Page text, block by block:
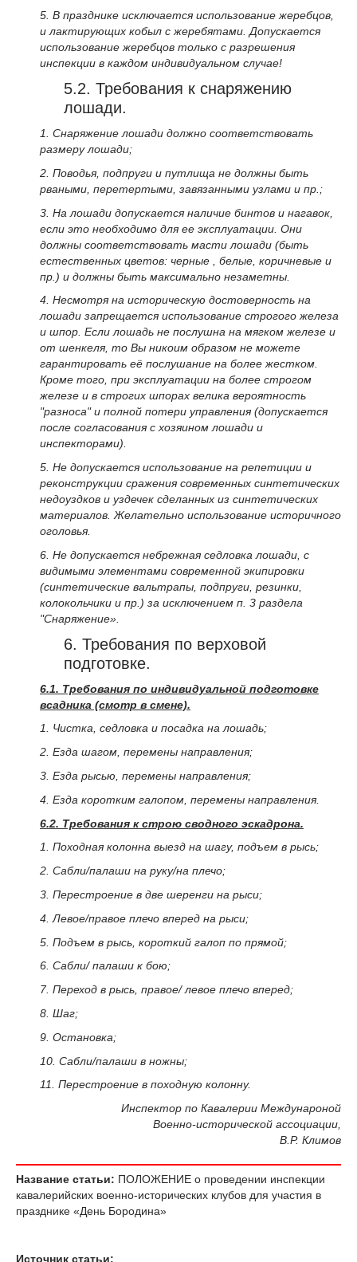
5. В празднике исключается использование жеребцов,
и лактирующих кобыл с жеребятами. Допускается
использование жеребцов только с разрешения
инспекции в каждом индивидуальном случае!
5.2. Требования к снаряжению
лошади.
1. Снаряжение лошади должно соответствовать
размеру лошади;
2. Поводья, подпруги и путлища не должны быть
рваными, перетертыми, завязанными узлами и пр.;
3. На лошади допускается наличие бинтов и нагавок,
если это необходимо для ее эксплуатации. Они
должны соответствовать масти лошади (быть
естественных цветов: черные , белые, коричневые и
пр.) и должны быть максимально незаметны.
4. Несмотря на историческую достоверность на
лошади запрещается использование строгого железа
и шпор. Если лошадь не послушна на мягком железе и
от шенкеля, то Вы никоим образом не можете
гарантировать её послушание на более жестком.
Кроме того, при эксплуатации на более строгом
железе и в строгих шпорах велика вероятность
"разноса" и полной потери управления (допускается
после согласования с хозяином лошади и
инспекторами).
5. Не допускается использование на репетиции и
реконструкции сражения современных синтетических
недоуздков и уздечек сделанных из синтетических
материалов. Желательно использование историчного
оголовья.
6. Не допускается небрежная седловка лошади, с
видимыми элементами современной экипировки
(синтетические вальтрапы, подпруги, резинки,
колокольчики и пр.) за исключением п. 3 раздела
"Снаряжение».
6. Требования по верховой
подготовке.
6.1. Требования по индивидуальной подготовке
всадника (смотр в смене).
1. Чистка, седловка и посадка на лошадь;
2. Езда шагом, перемены направления;
3. Езда рысью, перемены направления;
4. Езда коротким галопом, перемены направления.
6.2. Требования к строю сводного эскадрона.
1. Походная колонна выезд на шагу, подъем в рысь;
2. Сабли/палаши на руку/на плечо;
3. Перестроение в две шеренги на рыси;
4. Левое/правое плечо вперед на рыси;
5. Подъем в рысь, короткий галоп по прямой;
6. Сабли/ палаши к бою;
7. Переход в рысь, правое/ левое плечо вперед;
8. Шаг;
9. Остановка;
10. Сабли/палаши в ножны;
11. Перестроение в походную колонну.
Инспектор по Кавалерии Междунароной
Военно-исторической ассоциации,
В.Р. Климов
Название статьи: ПОЛОЖЕНИЕ о проведении инспекции
кавалерийских военно-исторических клубов для участия в
празднике «День Бородина»
Источник статьи: